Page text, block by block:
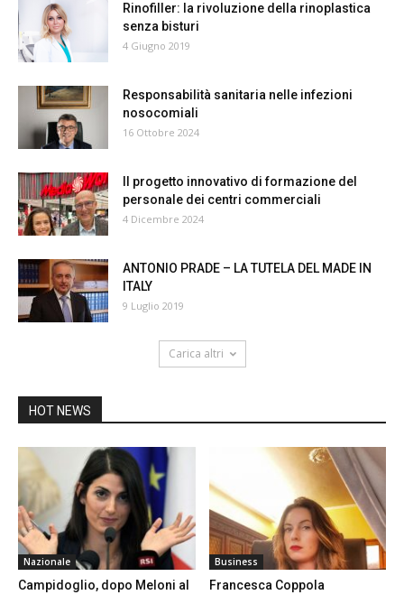
Rinofiller: la rivoluzione della rinoplastica
senza bisturi
4 Giugno 2019
Responsabilità sanitaria nelle infezioni
nosocomiali
16 Ottobre 2024
Il progetto innovativo di formazione del
personale dei centri commerciali
4 Dicembre 2024
ANTONIO PRADE – LA TUTELA DEL MADE IN
ITALY
9 Luglio 2019
Carica altri
HOT NEWS
Nazionale
Campidoglio, dopo Meloni al
Business
Francesca Coppola